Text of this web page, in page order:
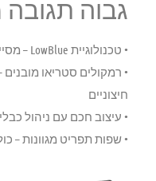
גבוה
• טכנולוגיית LowBlue
–
• רמקולים סטריאו מובנים
חיצוניים
• עיצוב חכם עם ניהול
•שפות תפריט מגוונות–